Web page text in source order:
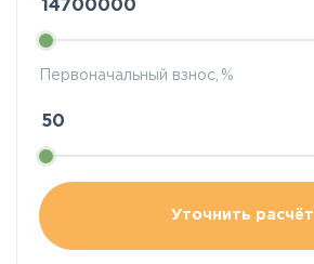
Первоначальный взнос, %
Уточнить расчёт